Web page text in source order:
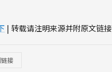
| 转载请注明来源并附原文链接
接